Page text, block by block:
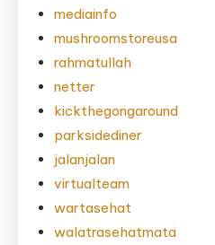
mediainfo
mushroomstoreusa
rahmatullah
netter
kickthegongaround
parksidediner
jalanjalan
virtualteam
wartasehat
walatrasehatmata